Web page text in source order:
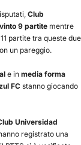
Club
9 partitementre
partite tra queste due
un pareggio.
e in media forma
FCstanno giocando
Universidad
registrato una